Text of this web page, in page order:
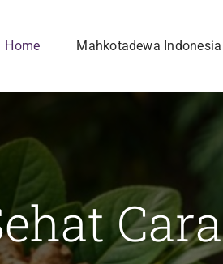
Home Mahkotadewa Indonesia